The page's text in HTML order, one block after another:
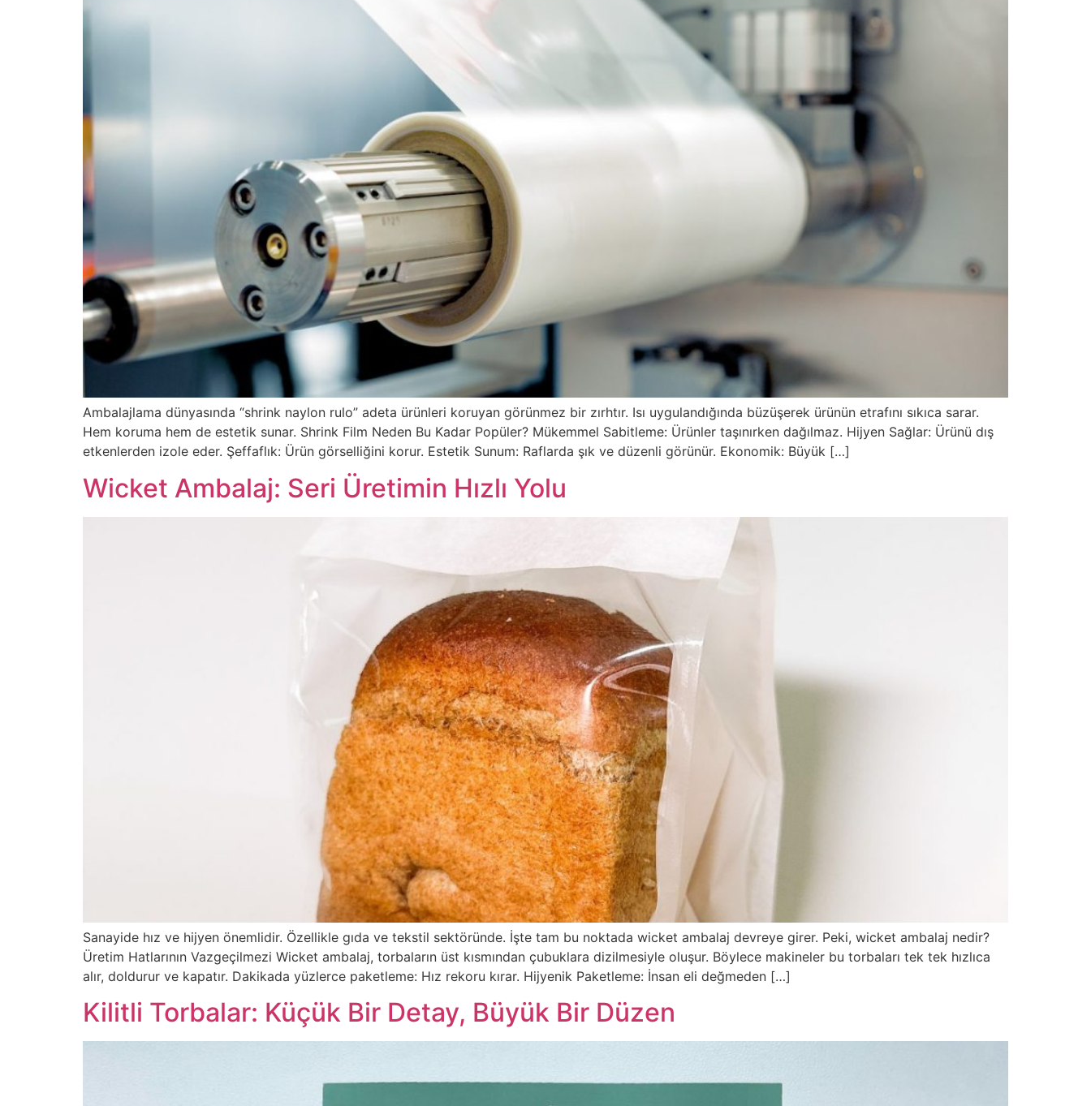
Ambalajlama dünyasında “shrink naylon rulo” adeta ürünleri koruyan görünmez bir zırhtır. Isı uygulandığında büzüşerek ürünün etrafını sıkıca sarar.
Hem koruma hem de estetik sunar. Shrink Film Neden Bu Kadar Popüler? Mükemmel Sabitleme: Ürünler taşınırken dağılmaz. Hijyen Sağlar: Ürünü dış
etkenlerden izole eder. Şeffaflık: Ürün görselliğini korur. Estetik Sunum: Raflarda şık ve düzenli görünür. Ekonomik: Büyük […]
Wicket Ambalaj: Seri Üretimin Hızlı Yolu
Sanayide hız ve hijyen önemlidir. Özellikle gıda ve tekstil sektöründe. İşte tam bu noktada wicket ambalaj devreye girer. Peki, wicket ambalaj nedir?
Üretim Hatlarının Vazgeçilmezi Wicket ambalaj, torbaların üst kısmından çubuklara dizilmesiyle oluşur. Böylece makineler bu torbaları tek tek hızlıca
alır, doldurur ve kapatır. Dakikada yüzlerce paketleme: Hız rekoru kırar. Hijyenik Paketleme: İnsan eli değmeden […]
Kilitli Torbalar: Küçük Bir Detay, Büyük Bir Düzen